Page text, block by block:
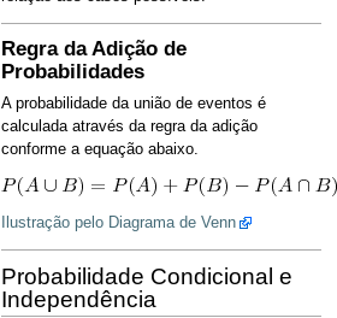
Regra da Adição de
Probabilidades
A probabilidade da união de eventos é
calculada através da regra da adição
conforme a equação abaixo.
Ilustração pelo Diagrama de Venn
Probabilidade Condicional e
Independência